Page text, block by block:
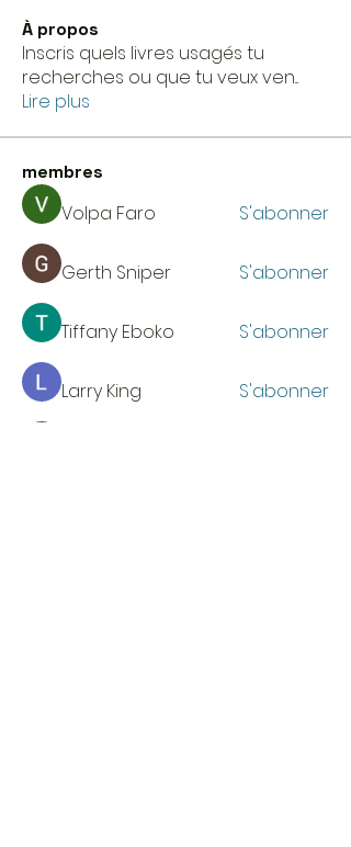
À propos
Inscris quels livres usagés tu
recherches ou que tu veux ven...
Lire plus
membres
Volpa Faro S'abonner
Gerth Sniper S'abonner
Tiffany Eboko S'abonner
Larry King S'abonner